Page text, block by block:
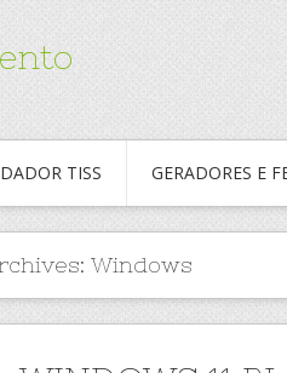
TISS GERADORES E
Windows